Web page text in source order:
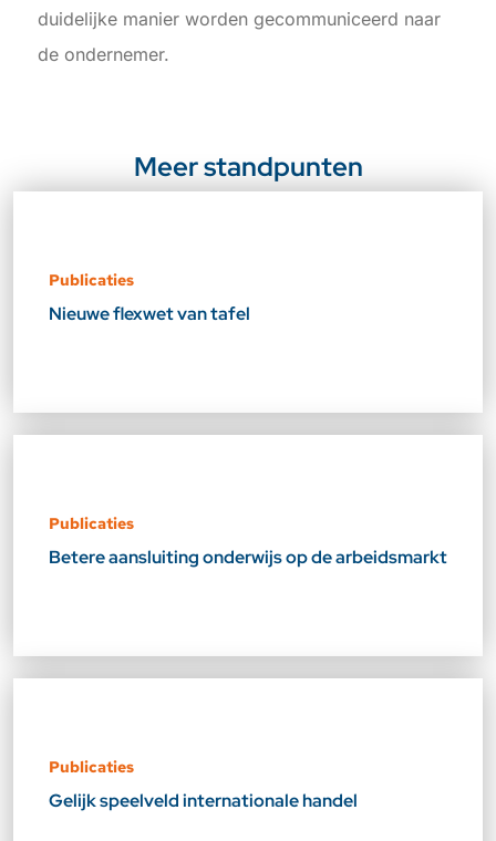
duidelijke manier worden gecommuniceerd naar
de ondernemer.
Meer standpunten
Publicaties
Nieuwe flexwet van tafel
Publicaties
Betere aansluiting onderwijs op de arbeidsmarkt
Publicaties
Gelijk speelveld internationale handel